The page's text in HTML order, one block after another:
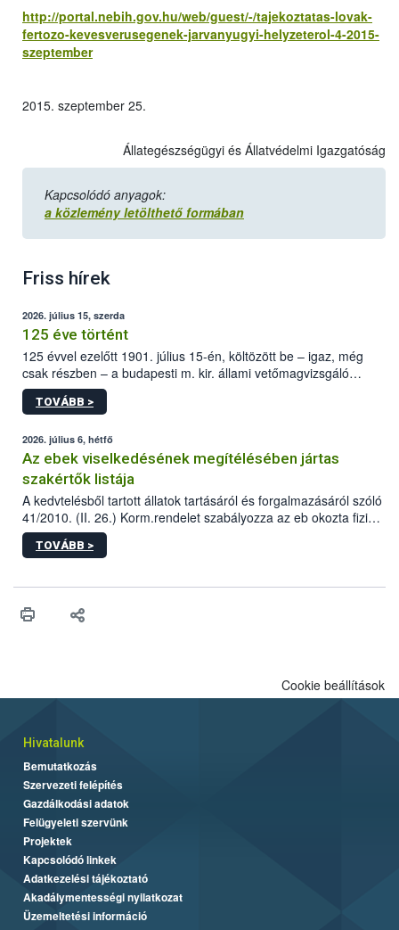
http://portal.nebih.gov.hu/web/guest/-/tajekoztatas-lovak-
fertozo-kevesverusegenek-jarvanyugyi-helyzeterol-4-2015-
szeptember
2015. szeptember 25.
Állategészségügyi és Állatvédelmi Igazgatóság
Kapcsolódó anyagok:
a közlemény letölthető formában
Friss hírek
2026. július 15, szerda
125 éve történt
125 évvel ezelőtt 1901. július 15-én, költözött be – igaz, még
csak részben – a budapesti m. kir. állami vetőmagvizsgáló
állomás a Kis Rókus utca 15. szám alatti, Czigler Győző által
tervezett új épületébe.
TOVÁBB >
2026. július 6, hétfő
Az ebek viselkedésének megítélésében jártas
szakértők listája
A kedvtelésből tartott állatok tartásáról és forgalmazásáról szóló
41/2010. (II. 26.) Korm.rendelet szabályozza az eb okozta fizikai
sérülés, illetve ennek veszélye keletkezésekor felmerülő
hatósági feladatokat, valamint a veszélyes eb tartását és annak
vonni az ebek viselkedésének megítélésében jártas szakértőt.
TOVÁBB >
Cookie beállítások
Hivatalunk
Bemutatkozás
Szervezeti felépítés
Gazdálkodási adatok
Felügyeleti szervünk
Projektek
Kapcsolódó linkek
Adatkezelési tájékoztató
Akadálymentességi nyilatkozat
Üzemeltetési információ